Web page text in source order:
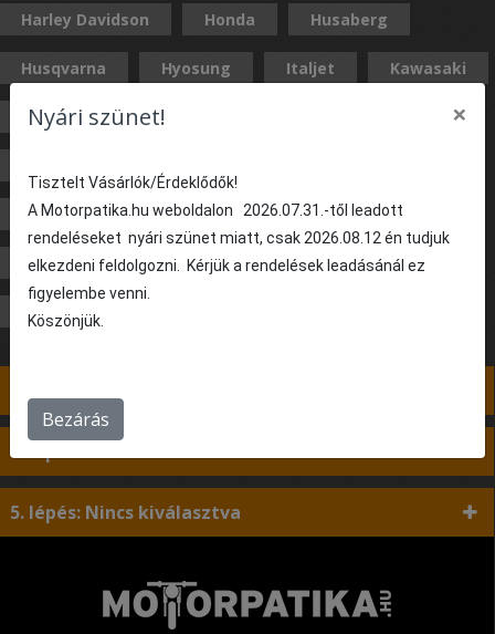
Harley Davidson Honda Husaberg
Husqvarna Hyosung Italjet Kawasaki
KTM Kymco
Peugeot PGO Piaggio Polaris
Simson Stinger Suzuki TBG
TGB
4. lépés: Nincs kiválasztva
5. lépés: Nincs kiválasztva
Nyári szünet! ×
Tisztelt Vásárlók/Érdeklődők!
A Motorpatika.hu weboldalon 2026.07.31.-től leadott
rendeléseket nyári szünet miatt, csak 2026.08.12 én tudjuk
elkezdeni feldolgozni. Kérjük a rendelések leadásánál ez
figyelembe venni.
Köszönjük.
Bezárás